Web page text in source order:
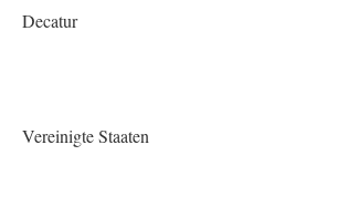
Decatur
Vereinigte Staaten